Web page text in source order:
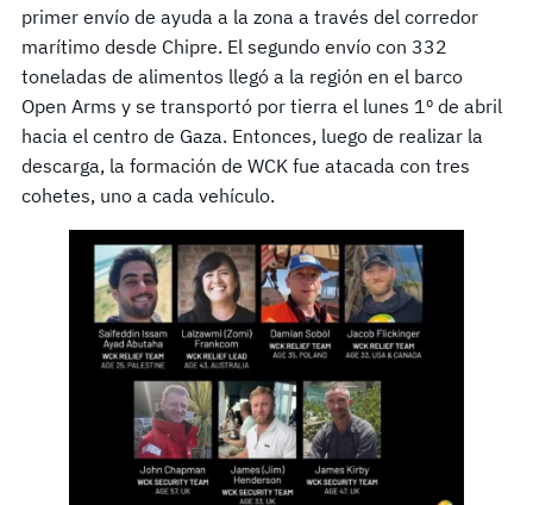
primer envío de ayuda a la zona a través del corredor
marítimo desde Chipre. El segundo envío con 332
toneladas de alimentos llegó a la región en el barco
Open Arms y se transportó por tierra el lunes 1º de abril
hacia el centro de Gaza. Entonces, luego de realizar la
descarga, la formación de WCK fue atacada con tres
cohetes, uno a cada vehículo.